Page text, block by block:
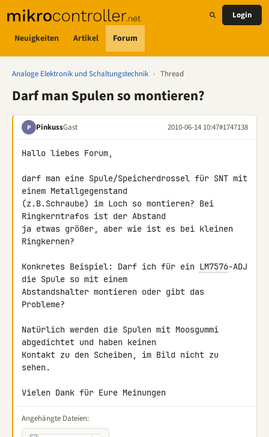
Neuigkeiten Artikel Forum
Login
Analoge Elektronik und Schaltungstechnik › Thread
Darf man Spulen so montieren?
P PinkussGast 2010-06-14 10:47#1747138
Hallo liebes Forum,
darf man eine Spule/Speicherdrossel für SNT mit
einem Metallgegenstand
(z.B.Schraube) im Loch so montieren? Bei
Ringkerntrafos ist der Abstand
ja etwas größer, aber wie ist es bei kleinen
Ringkernen?
Konkretes Beispiel: Darf ich für ein LM7576-ADJ
die Spule so mit einem
Abstandshalter montieren oder gibt das
Probleme?
Natürlich werden die Spulen mit Moosgummi
abgedichtet und haben keinen
Kontakt zu den Scheiben, im Bild nicht zu
sehen.
Vielen Dank für Eure Meinungen
Angehängte Dateien: